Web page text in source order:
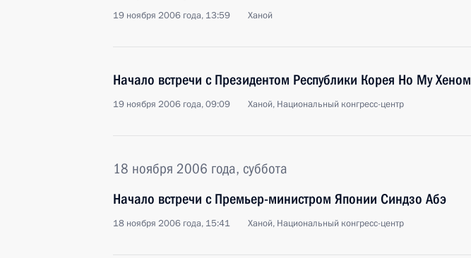
19 ноября 2006 года, 13:59 Ханой
Начало встречи с Президентом Республики Корея Но Му Хеном
19 ноября 2006 года, 09:09 Ханой, Национальный конгресс-центр
18 ноября 2006 года, суббота
Начало встречи с Премьер-министром Японии Синдзо Абэ
18 ноября 2006 года, 15:41 Ханой, Национальный конгресс-центр